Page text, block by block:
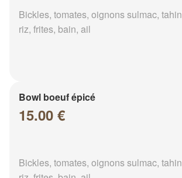
Bickles, tomates, oignons sulmac,
riz, frites, bain, ail
Bowl boeuf épicé
15.00 €
Bickles, tomates, oignons sulmac,